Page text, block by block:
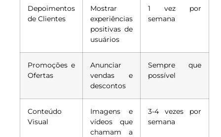
Depoimentos
de Clientes
Mostrar
experiências
positivas de
usuários
1 vez por
semana
Promoções e
Ofertas
Anunciar
vendas e
descontos
Sempre que
possível
Conteúdo
Visual
Imagens e
vídeos que
chamam a
3-4 vezes por
semana